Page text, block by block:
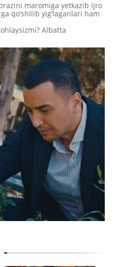
maromiga yetkazib ijro
qo’shilib yig’laganlari ham
Albatta